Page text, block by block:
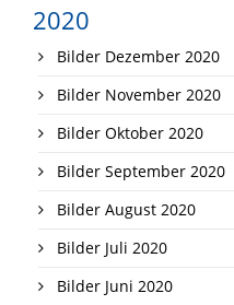
2020
Bilder Dezember 2020
Bilder November 2020
Bilder Oktober 2020
Bilder September 2020
Bilder August 2020
Bilder Juli 2020
Bilder Juni 2020